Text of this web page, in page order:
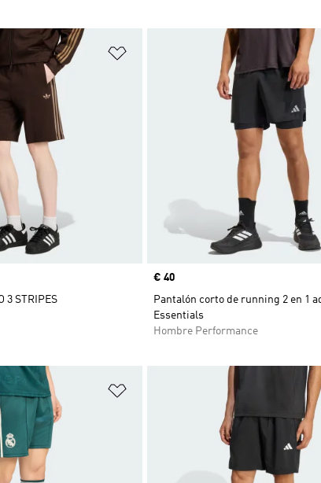
Añadir a la lista de deseos
3 STRIPES
Precio
€ 40
Pantalón corto de running 2 en 1
Essentials
Hombre Performance